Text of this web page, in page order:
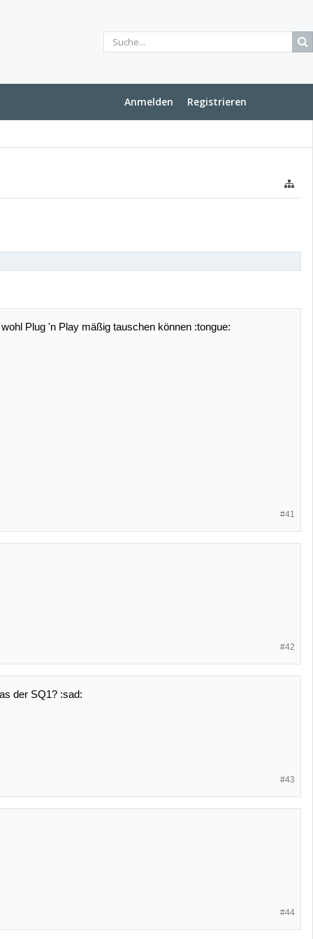
Anmelden Registrieren
Plug 'n Play mäßig tauschen können :tongue:
#41
#42
der SQ1? :sad:
#43
#44